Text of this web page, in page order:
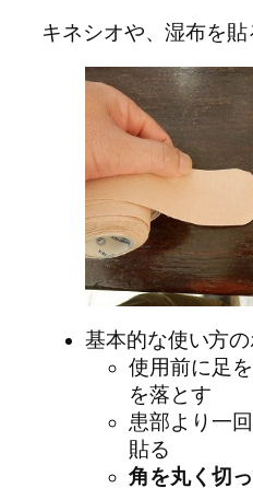
キネシオや、湿布を貼
基本的な使い方の
使用前に足
を落とす
患部より一
貼る
角を丸く切